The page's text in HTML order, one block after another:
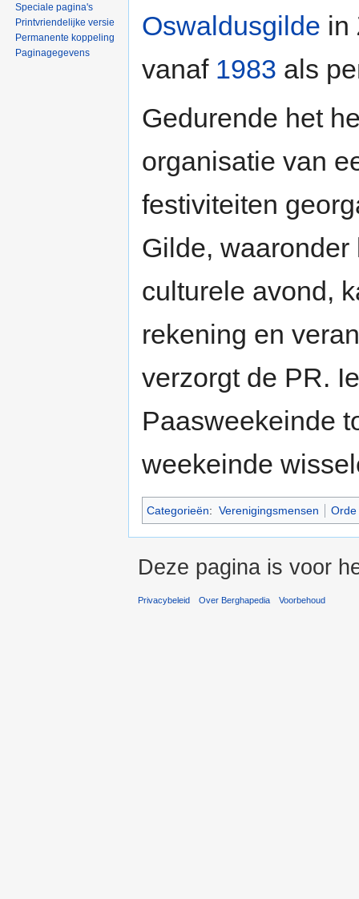
Oswaldusgilde in
vanaf 1983 als
Gedurende het
organisatie van
festiviteiten
Gilde,
culturele avond,
rekening en
verzorgt de PR.
Paasweekeinde
weekeinde
Categorieën: Verenigingsmensen Orde
Speciale pagina's
Printvriendelijke versie
Permanente koppeling
Paginagegevens
Deze pagina is voor
Privacybeleid Over Berghapedia Voorbehoud